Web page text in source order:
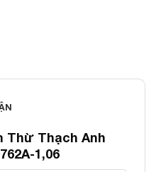
hệ:
LỰA CHỌN SỐ 1 VỀ ĐÁ
Thừ Thạch Anh
1,06